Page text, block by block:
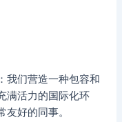
我们营造一种包容和
满活力的国际化环
好的同事。